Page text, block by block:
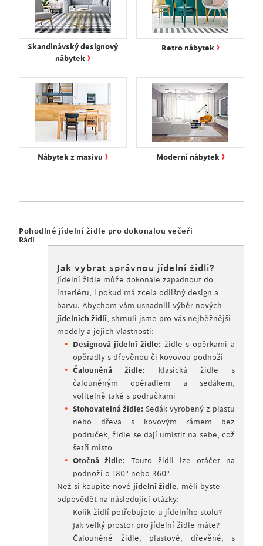
Skandinávský designový
nábytek ›
Retro nábytek ›
Nábytek z masivu › Moderní nábytek ›
Pohodlné jídelní židle pro dokonalou večeři
Jak vybrat správnou jídelní židli?
Jídelní židle může dokonale zapadnout do
interiéru, i pokud má zcela odlišný design a
barvu. Abychom vám usnadnili výběr nových
jídelních židlí, shrnuli jsme pro vás nejběžnější
modely a jejich vlastnosti:
Designová jídelní židle: židle s opěrkami a
opěradly s dřevěnou či kovovou podnoží
Čalouněná židle: klasická židle s
čalouněným opěradlem a sedákem,
volitelně také s područkami
Stohovatelná židle: Sedák vyrobený z plastu
nebo dřeva s kovovým rámem bez
područek, židle se dají umístit na sebe, což
šetří místo
Otočná židle: Touto židlí lze otáčet na
podnoži o 180° nebo 360°
Než si koupíte nové jídelní židle, měli byste
odpovědět na následující otázky:
Kolik židlí potřebujete u jídelního stolu?
Jak velký prostor pro jídelní židle máte?
Čalouněné židle, plastové, dřevěné, s
Rádi